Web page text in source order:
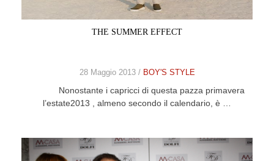
THE SUMMER EFFECT
28 Maggio 2013 / BOY'S STYLE
Nonostante i capricci di questa pazza primavera
l’estate2013 , almeno secondo il calendario, è …